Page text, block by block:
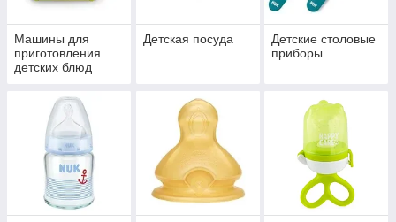
Машины для
приготовления
детских блюд
Детская посуда
Детские столовые
приборы